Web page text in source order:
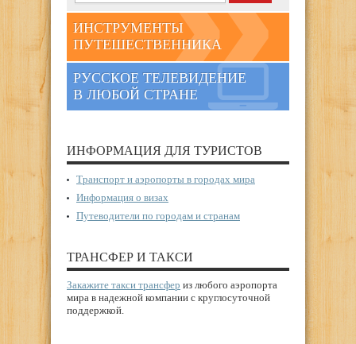
ИНСТРУМЕНТЫ
ПУТЕШЕСТВЕННИКА
РУССКОЕ ТЕЛЕВИДЕНИЕ
В ЛЮБОЙ СТРАНЕ
ИНФОРМАЦИЯ ДЛЯ ТУРИСТОВ
Транспорт и аэропорты в городах мира
Информация о визах
Путеводители по городам и странам
ТРАНСФЕР И ТАКСИ
Закажите такси трансфер из любого аэропорта
мира в надежной компании с круглосуточной
поддержкой.